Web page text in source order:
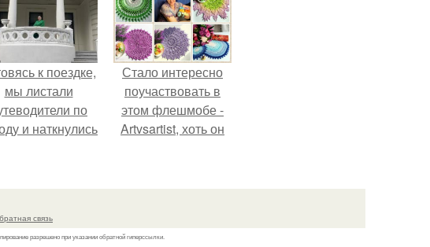
к поездке,
мы листали
по
и наткнулись
Стало интересно
поучаствовать в
этом флешмобе -
Artvsartist, хоть он
больше про
связь
разрешено при указании обратной гиперссылки.